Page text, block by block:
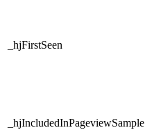
_hjFirstSeen
_hjIncludedInPageviewSample